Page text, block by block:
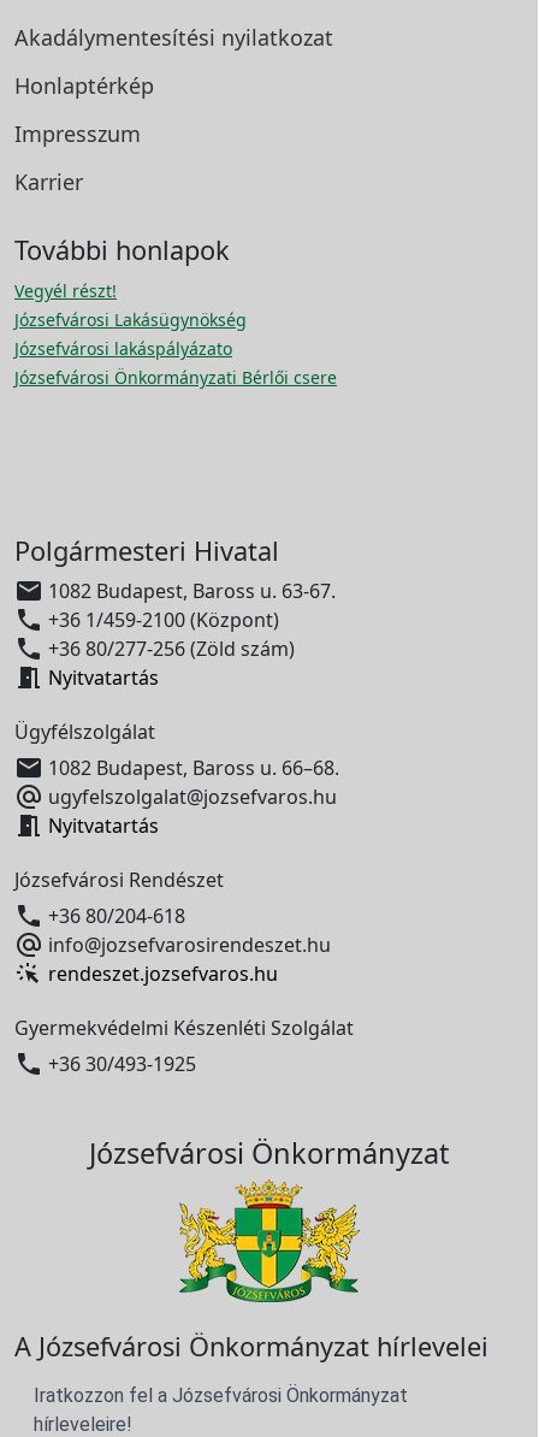
Akadálymentesítési nyilatkozat
Honlaptérkép
Impresszum
Karrier
További honlapok
Vegyél részt!
Józsefvárosi Lakásügynökség
Józsefvárosi lakáspályázato
Józsefvárosi Önkormányzati Bérlői csere
Polgármesteri Hivatal
 1082 Budapest, Baross u. 63-67.
 +36 1/459-2100 (Központ)
 +36 80/277-256 (Zöld szám)
 Nyitvatartás
Ügyfélszolgálat
 1082 Budapest, Baross u. 66–68.
 ugyfelszolgalat@jozsefvaros.hu
 Nyitvatartás
Józsefvárosi Rendészet
 +36 80/204-618
 info@jozsefvarosirendeszet.hu
rendeszet.jozsefvaros.hu
Gyermekvédelmi Készenléti Szolgálat
 +36 30/493-1925
Józsefvárosi Önkormányzat
A Józsefvárosi Önkormányzat hírlevelei
Iratkozzon fel a Józsefvárosi Önkormányzat
hírleveleire!